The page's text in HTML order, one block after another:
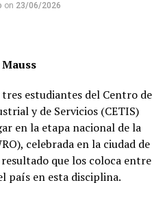
Concachampions
on 23/06/2026
estudiantes del Centro de
y de Servicios (CETIS)
en la etapa nacional de la
celebrada en la ciudad de
que los coloca entre
país en esta disciplina.